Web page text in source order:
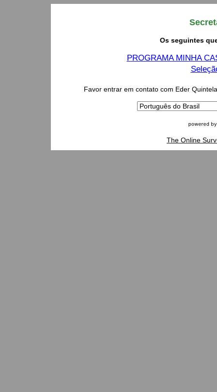
Os seguintes
PROGRAMA MINHA
Favor entrar em contato com Eder
The Online